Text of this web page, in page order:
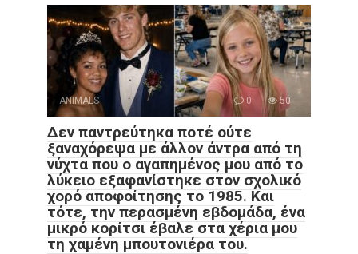
ANIMALS 0 50
Δεν παντρεύτηκα ποτέ ούτε
ξαναχόρεψα με άλλον άντρα από τη
νύχτα που ο αγαπημένος μου από το
λύκειο εξαφανίστηκε στον σχολικό
χορό αποφοίτησης το 1985. Και
τότε, την περασμένη εβδομάδα, ένα
μικρό κορίτσι έβαλε στα χέρια μου
τη χαμένη μπουτονιέρα του.